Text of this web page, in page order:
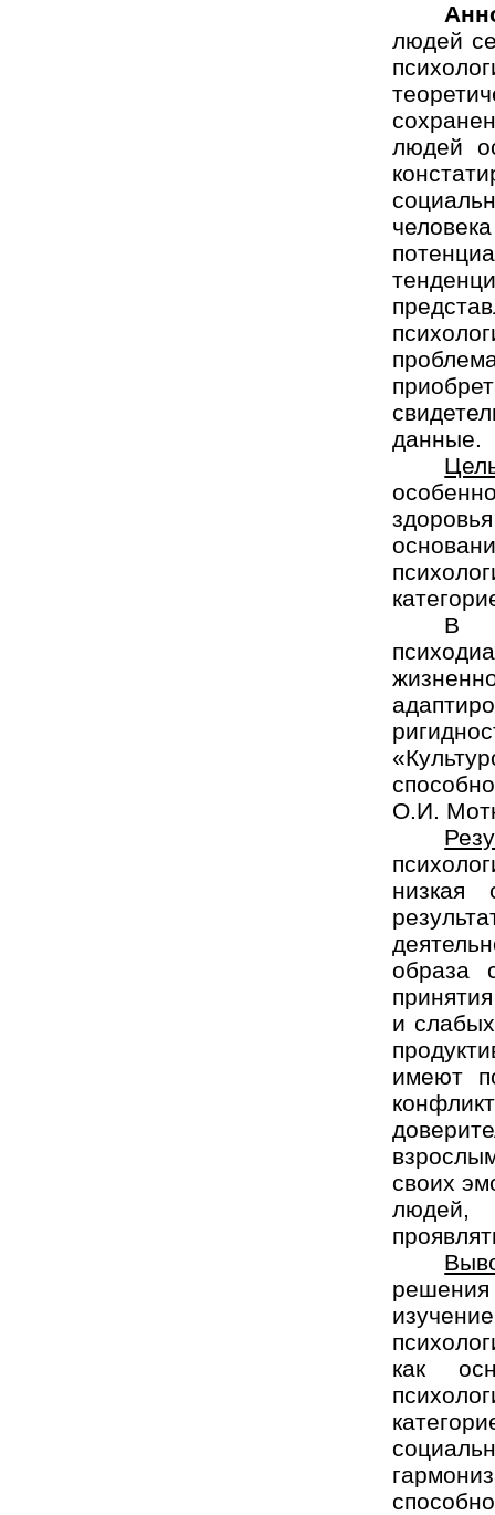
людей
людей
данные.
В
О.И.
низкая
образа
и
имеют
своих
людей,
решения
как